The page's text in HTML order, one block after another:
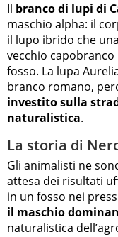
Il branco di lupi di
maschio alpha: il
il lupo ibrido che
vecchio
fosso. La lupa
branco romano,
investito sulla
naturalistica.
La storia di
Gli animalisti ne
attesa dei risultati
in un fosso nei
il maschio
naturalistica